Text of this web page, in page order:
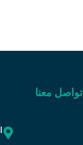
تواصل معنا